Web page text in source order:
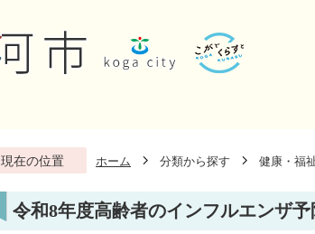
現在の位置 ホーム 分類から探す 健康・福
令和8年度高齢者のインフルエンザ